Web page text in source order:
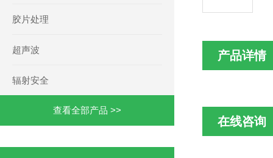
胶片处理
超声波
辐射安全
查看全部产品 >>
产品详情
在线咨询